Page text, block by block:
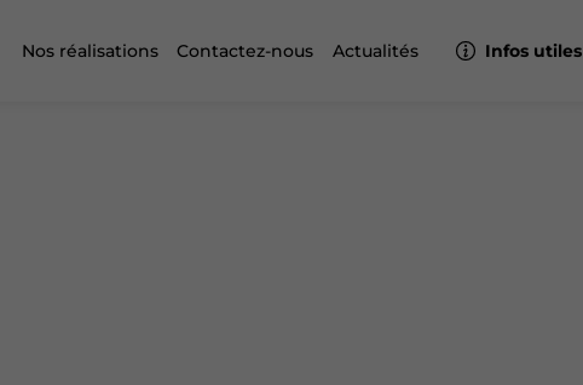
Nos réalisations Contactez-nous Actualités Infos utiles